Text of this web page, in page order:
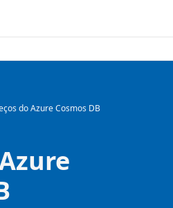
do Azure Cosmos DB